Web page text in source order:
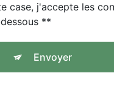
case, j'accepte les
**
Envoyer